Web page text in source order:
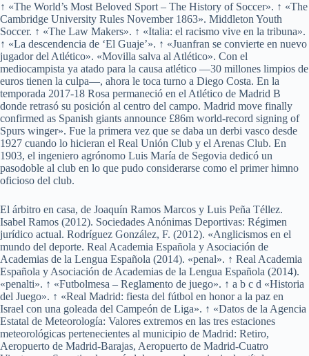
↑ «The World’s Most Beloved Sport – The History of Soccer». ↑ «The
Cambridge University Rules November 1863». Middleton Youth
Soccer. ↑ «The Law Makers». ↑ «Italia: el racismo vive en la tribuna».
↑ «La descendencia de ‘El Guaje’». ↑ «Juanfran se convierte en nuevo
jugador del Atlético». «Movilla salva al Atlético». Con el
mediocampista ya atado para la causa atlético —30 millones limpios de
euros tienen la culpa—, ahora le toca turno a Diego Costa. En la
temporada 2017-18 Rosa permaneció en el Atlético de Madrid B
donde retrasó su posición al centro del campo. Madrid move finally
confirmed as Spanish giants announce £86m world-record signing of
Spurs winger». Fue la primera vez que se daba un derbi vasco desde
1927 cuando lo hicieran el Real Unión Club y el Arenas Club. En
1903, el ingeniero agrónomo Luis María de Segovia dedicó un
pasodoble al club en lo que pudo considerarse como el primer himno
oficioso del club.
El árbitro en casa, de Joaquín Ramos Marcos y Luis Peña Téllez.
Isabel Ramos (2012). Sociedades Anónimas Deportivas: Régimen
jurídico actual. Rodríguez González, F. (2012). «Anglicismos en el
mundo del deporte. Real Academia Española y Asociación de
Academias de la Lengua Española (2014). «penal». ↑ Real Academia
Española y Asociación de Academias de la Lengua Española (2014).
«penalti». ↑ «Futbolmesa – Reglamento de juego». ↑ a b c d «Historia
del Juego». ↑ «Real Madrid: fiesta del fútbol en honor a la paz en
Israel con una goleada del Campeón de Liga». ↑ «Datos de la Agencia
Estatal de Meteorología: Valores extremos en las tres estaciones
meteorológicas pertenecientes al municipio de Madrid: Retiro,
Aeropuerto de Madrid-Barajas, Aeropuerto de Madrid-Cuatro